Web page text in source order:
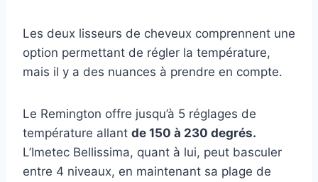
Les deux lisseurs de cheveux comprennent une
option permettant de régler la température,
mais il y a des nuances à prendre en compte.
Le Remington offre jusqu’à 5 réglages de
température allant de 150 à 230 degrés.
L’Imetec Bellissima, quant à lui, peut basculer
entre 4 niveaux, en maintenant sa plage de